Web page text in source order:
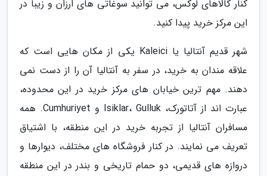
کنار کالاهای لوکس، می توانید سوغاتی های ارزان و زیبا در
این مرکز خرید پیدا کنید.
شهر قدیم آنتالیا یا Kaleici یکی از مکان هایی است که
علاقه مندان به خرید، در سفر به آنتالیا آن را از دست نمی
دهند. مهم ترین خیابان های مرکز خرید در این محدوده،
عبارت اند از آتاتورک، Isiklar، Gulluk و Cumhuriyet. همه
مسافران آنتالیا از تجربه خرید در این منطقه، با اشتیاق
تعریف می نمایند. در کنار فروشگاه های مختلف، دیوارها و
دروازه های قدیمی، دو حمام تاریخی و بندر در این منطقه